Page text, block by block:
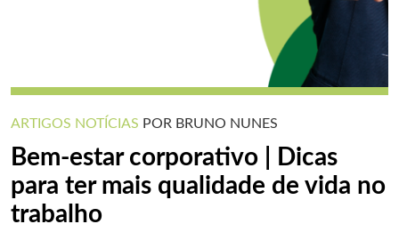
ARTIGOS NOTÍCIAS POR BRUNO NUNES
Bem-estar corporativo | Dicas
para ter mais qualidade de vida no
trabalho